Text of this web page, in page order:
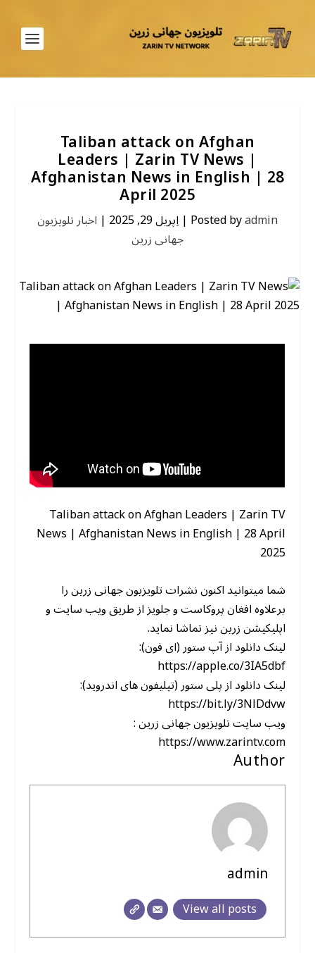
Taliban attack on Afghan
Leaders | Zarin TV News |
Afghanistan News in English | 28
April 2025
Posted byadmin
|اِپریل 29, 2025 | اخبار تلویزیون
جهانی زرین
Taliban attack on Afghan Leaders | Zarin TV
News | Afghanistan News in English | 28 April
2025
شما میتوانید اکنون نشرات تلویزیون جهانی زرین را
برعلاوه افغان پروکاست و جلویز از طریق ویب سایت و
اپلیکیشن زرین نیز تماشا نماید.
لینک دانلود از آپ ستور (ای فون):
https://apple.co/3IA5dbf
لینک دانلود از پلی ستور (تیلیفون های اندروید):
https://bit.ly/3NlDdvw
ویب سایت تلویزیون جهانی زرین :
https://www.zarintv.com
Author
admin
View all posts